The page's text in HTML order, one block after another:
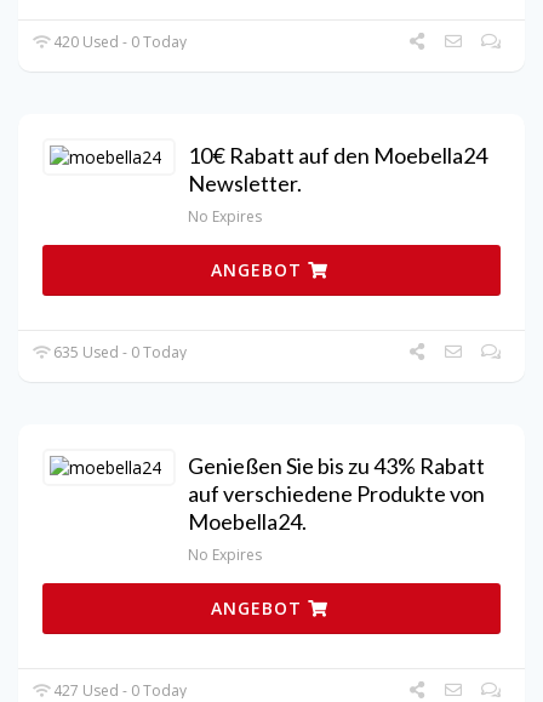
420 Used - 0 Today
10€ Rabatt auf den Moebella24
Newsletter.
No Expires
ANGEBOT
635 Used - 0 Today
Genießen Sie bis zu 43% Rabatt
auf verschiedene Produkte von
Moebella24.
No Expires
ANGEBOT
427 Used - 0 Today